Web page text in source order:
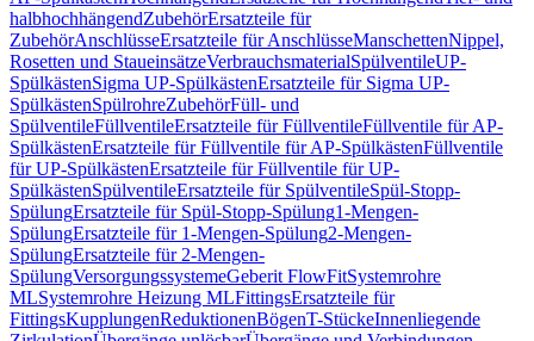
halbhochhängendZubehörErsatzteile für
ZubehörAnschlüsseErsatzteile für AnschlüsseManschettenNippel,
Rosetten und StaueinsätzeVerbrauchsmaterialSpülventileUP-
SpülkästenSigma UP-SpülkästenErsatzteile für Sigma UP-
SpülkästenSpülrohreZubehörFüll- und
SpülventileFüllventileErsatzteile für FüllventileFüllventile für AP-
SpülkästenErsatzteile für Füllventile für AP-SpülkästenFüllventile
für UP-SpülkästenErsatzteile für Füllventile für UP-
SpülkästenSpülventileErsatzteile für SpülventileSpül-Stopp-
SpülungErsatzteile für Spül-Stopp-Spülung1-Mengen-
SpülungErsatzteile für 1-Mengen-Spülung2-Mengen-
SpülungErsatzteile für 2-Mengen-
SpülungVersorgungssystemeGeberit FlowFitSystemrohre
MLSystemrohre Heizung MLFittingsErsatzteile für
FittingsKupplungenReduktionenBögenT-StückeInnenliegende